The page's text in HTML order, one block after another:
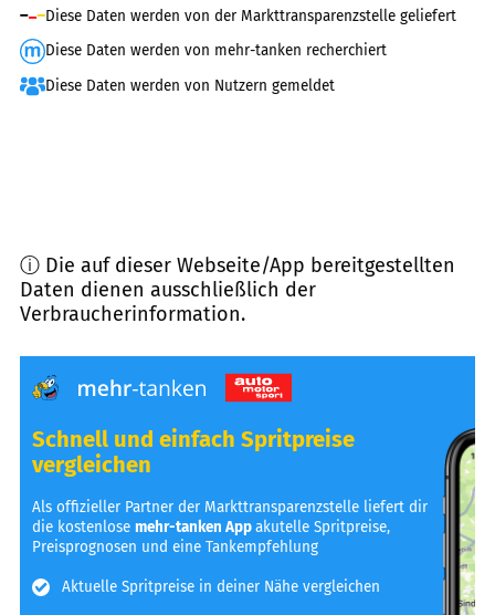
Diese Daten werden von der Markttransparenzstelle geliefert
Diese Daten werden von mehr-tanken recherchiert
Diese Daten werden von Nutzern gemeldet
ⓘ Die auf dieser Webseite/App bereitgestellten
Daten dienen ausschließlich der
Verbraucherinformation.
Schnell und einfach Spritpreise
vergleichen
Als offizieller Partner der Markttransparenzstelle liefert dir
die kostenlosemehr-tanken Appakutelle Spritpreise,
Preisprognosen und eine Tankempfehlung
Aktuelle Spritpreise in deiner Nähe vergleichen